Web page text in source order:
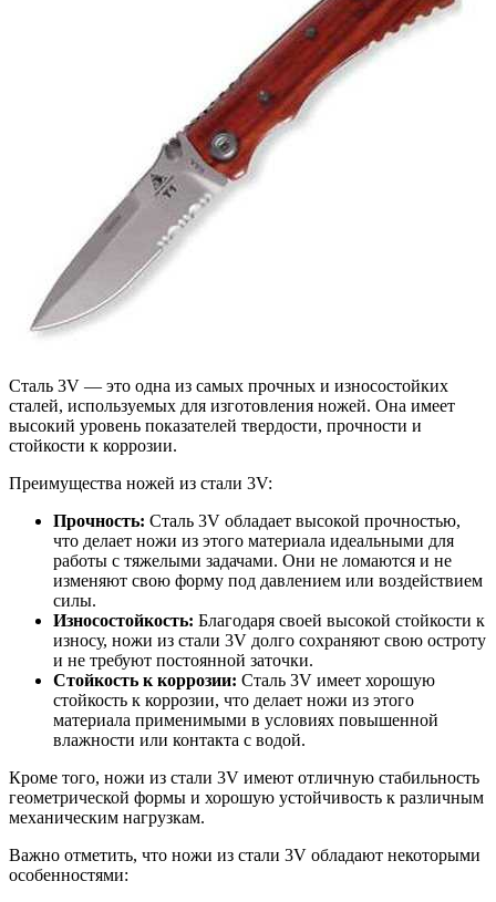
Сталь 3V — это одна из самых прочных и износостойких
сталей, используемых для изготовления ножей. Она имеет
высокий уровень показателей твердости, прочности и
стойкости к коррозии.
Преимущества ножей из стали 3V:
Прочность: Сталь 3V обладает высокой прочностью,
что делает ножи из этого материала идеальными для
работы с тяжелыми задачами. Они не ломаются и не
изменяют свою форму под давлением или воздействием
силы.
Износостойкость: Благодаря своей высокой стойкости к
износу, ножи из стали 3V долго сохраняют свою остроту
и не требуют постоянной заточки.
Стойкость к коррозии: Сталь 3V имеет хорошую
стойкость к коррозии, что делает ножи из этого
материала применимыми в условиях повышенной
влажности или контакта с водой.
Кроме того, ножи из стали 3V имеют отличную стабильность
геометрической формы и хорошую устойчивость к различным
механическим нагрузкам.
Важно отметить, что ножи из стали 3V обладают некоторыми
особенностями: